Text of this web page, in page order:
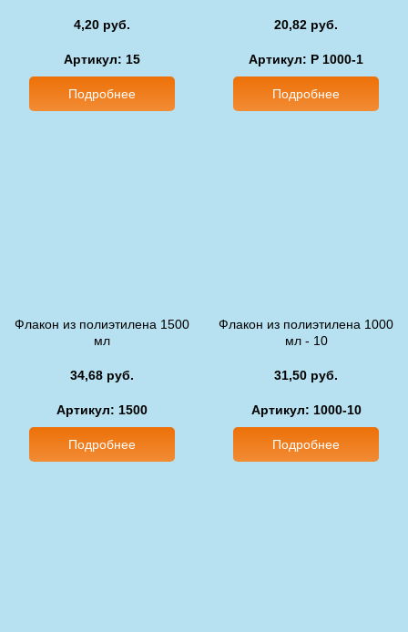
4,20 руб.
Артикул: 15
Подробнее
20,82 руб.
Артикул: P 1000-1
Подробнее
Флакон из полиэтилена 1500
мл
34,68 руб.
Артикул: 1500
Подробнее
Флакон из полиэтилена 1000
мл - 10
31,50 руб.
Артикул: 1000-10
Подробнее